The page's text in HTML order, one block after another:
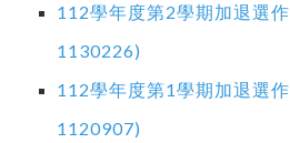
112學年度第2學期加退選
1130226)
112學年度第1學期加退選
1120907)